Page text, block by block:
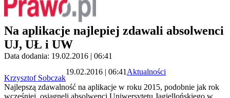
Na aplikacje najlepiej zdawali absolwenci
UJ, UŁ i UW
Data dodania: 19.02.2016 | 06:41
Krzysztof Sobczak
19.02.2016 | 06:41 Aktualności
Najlepszą zdawalność na aplikacje w roku 2015, podobnie jak rok